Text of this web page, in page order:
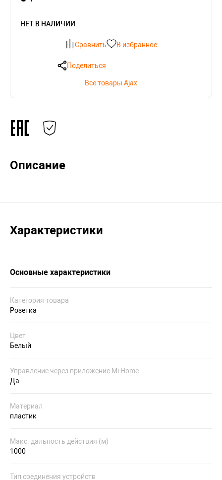
НЕТ В НАЛИЧИИ
Сравнить В избранное
Поделиться
Все товары Ajax
Описание
Характеристики
Основные характеристики
Категория товара
Розетка
Цвет
Белый
Управление через приложение Mi Home
Да
Материал
пластик
Макс. дальность действия (м)
1000
Тип соединения устройств